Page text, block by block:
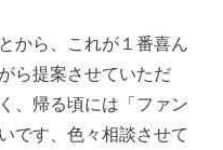
から、これが１番喜ん
ら提案させていただ
、帰る頃には「ファン
です、色々相談させて